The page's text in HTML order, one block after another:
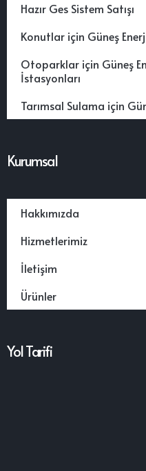
Hazır Ges Sistem Satışı
Konutlar için Güneş
Otoparklar için Güneş
İstasyonları
Tarımsal Sulama için
Kurumsal
Hakkımızda
Hizmetlerimiz
İletişim
Ürünler
Yol Tarifi